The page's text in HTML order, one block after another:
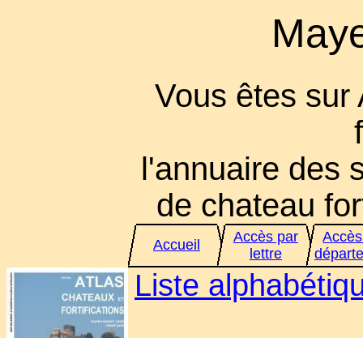
Vous êtes sur
l'annuaire des
de chateau
Accueil
Accès par
lettre
Liste